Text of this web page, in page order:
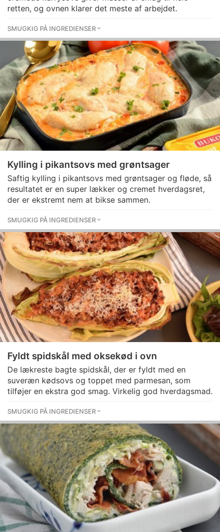
retten, og ovnen klarer det meste af arbejdet.
SMUGKIG PÅ INGREDIENSER
Kylling i pikantsovs med grøntsager
Saftig kylling i pikantsovs med grøntsager og fløde, så
resultatet er en super lækker og cremet hverdagsret,
der er ekstremt nem at bikse sammen.
SMUGKIG PÅ INGREDIENSER
Fyldt spidskål med oksekød i ovn
De lækreste bagte spidskål, der er fyldt med en
suveræn kødsovs og toppet med parmesan, som
tilføjer en ekstra god smag. Virkelig god hverdagsmad.
SMUGKIG PÅ INGREDIENSER